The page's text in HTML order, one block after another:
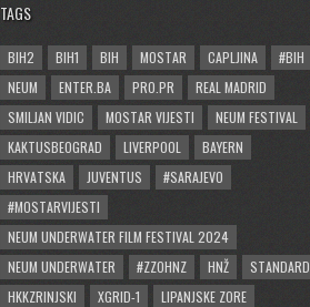
TAGS
BIH2 BIH1 BIH MOSTAR CAPLJINA
#BIH
NEUM
ENTER.BA PRO.PR
REAL MADRID
SMILJAN VIDIC
MOSTAR VIJESTI
NEUM FESTIVAL
KAKTUSBEOGRAD
LIVERPOOL
BAYERN
HRVATSKA
JUVENTUS
#SARAJEVO
#MOSTARVIJESTI
NEUM UNDERWATER FILM FESTIVAL 2024
NEUM UNDERWATER
#ZZOHNZ HNŽ
STANDARD
HKKZRINJSKI
XGRID-1 LIPANJSKE ZORE